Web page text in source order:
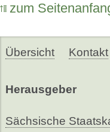
zum
Übersicht Kontakt
Herausgeber
Sächsische